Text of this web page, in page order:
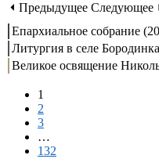
⏴ Предыдущее Следующее
Епархиальное собрание
Литургия в селе
Великое освящение
1
2
3
…
132